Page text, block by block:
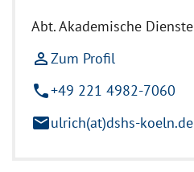
Abt. Akademische Dienste
person_outlineZum Profil
phone+49 221 4982-7060
mailulrich(at)dshs-koeln.de